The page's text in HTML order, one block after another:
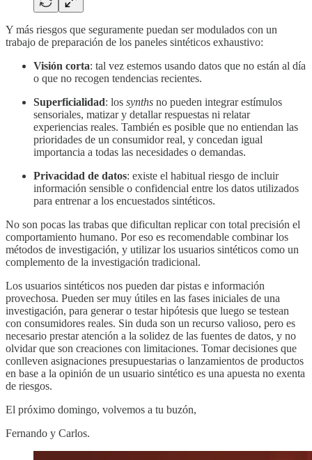
Y más riesgos que seguramente puedan ser modulados con un
trabajo de preparación de los paneles sintéticos exhaustivo:
Visión corta: tal vez estemos usando datos que no están al día
o que no recogen tendencias recientes.
Superficialidad: los synths no pueden integrar estímulos
sensoriales, matizar y detallar respuestas ni relatar
experiencias reales. También es posible que no entiendan las
prioridades de un consumidor real, y concedan igual
importancia a todas las necesidades o demandas.
Privacidad de datos: existe el habitual riesgo de incluir
información sensible o confidencial entre los datos utilizados
para entrenar a los encuestados sintéticos.
No son pocas las trabas que dificultan replicar con total precisión el
comportamiento humano. Por eso es recomendable combinar los
métodos de investigación, y utilizar los usuarios sintéticos como un
complemento de la investigación tradicional.
Los usuarios sintéticos nos pueden dar pistas e información
provechosa. Pueden ser muy útiles en las fases iniciales de una
investigación, para generar o testar hipótesis que luego se testean
con consumidores reales. Sin duda son un recurso valioso, pero es
necesario prestar atención a la solidez de las fuentes de datos, y no
olvidar que son creaciones con limitaciones. Tomar decisiones que
conlleven asignaciones presupuestarias o lanzamientos de productos
en base a la opinión de un usuario sintético es una apuesta no exenta
de riesgos.
El próximo domingo, volvemos a tu buzón,
Fernando y Carlos.